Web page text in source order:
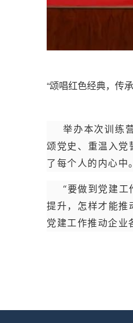
“颂唱红色经典，传
举办本次训练
颂党史、重温入党
了每个人的内心中。
“要做到党建
提升，怎样才能推
党建工作推动企业